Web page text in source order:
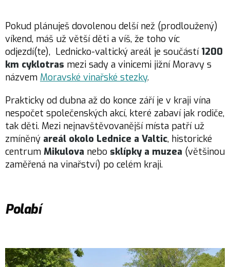
Pokud plánuješ dovolenou delší než (prodloužený)
víkend, máš už větší děti a víš, že toho víc
odjezdí(te), Lednicko-valtický areál je součástí 1200
km cyklotras mezi sady a vinicemi jižní Moravy s
názvem Moravské vinařské stezky.
Prakticky od dubna až do konce září je v kraji vína
nespočet společenských akcí, které zabaví jak rodiče,
tak děti. Mezi nejnavštěvovanější místa patří už
zmíněný areál okolo Lednice a Valtic, historické
centrum Mikulova nebo sklípky a muzea (většinou
zaměřená na vinařství) po celém kraji.
Polabí